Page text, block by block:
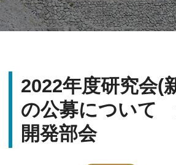
2022年度研究会(
の公募について
開発部会